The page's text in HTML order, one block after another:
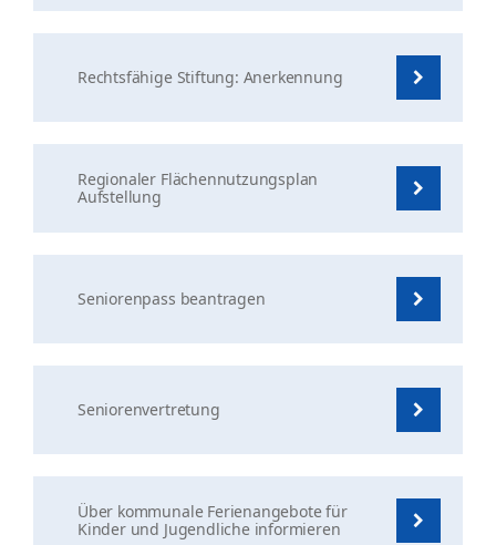
Rechtsfähige Stiftung: Anerkennung
Regionaler Flächennutzungsplan
Aufstellung
Seniorenpass beantragen
Seniorenvertretung
Über kommunale Ferienangebote für
Kinder und Jugendliche informieren